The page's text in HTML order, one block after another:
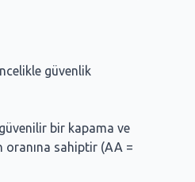
güvenlik
bir kapama ve
oranına sahiptir (AA =